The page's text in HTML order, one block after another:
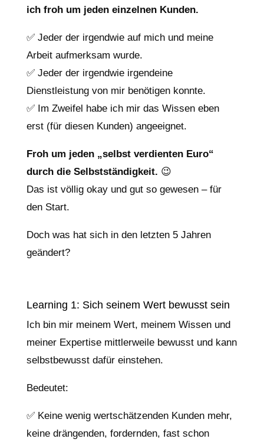
ich froh um jeden einzelnen Kunden.
✅ Jeder der irgendwie auf mich und meine
Arbeit aufmerksam wurde.
✅ Jeder der irgendwie irgendeine
Dienstleistung von mir benötigen konnte.
✅ Im Zweifel habe ich mir das Wissen eben
erst (für diesen Kunden) angeeignet.
Froh um jeden „selbst verdienten Euro“
durch die Selbstständigkeit. 😉
Das ist völlig okay und gut so gewesen – für
den Start.
Doch was hat sich in den letzten 5 Jahren
geändert?
Learning 1: Sich seinem Wert bewusst sein
Ich bin mir meinem Wert, meinem Wissen und
meiner Expertise mittlerweile bewusst und kann
selbstbewusst dafür einstehen.
Bedeutet:
✅ Keine wenig wertschätzenden Kunden mehr,
keine drängenden, fordernden, fast schon